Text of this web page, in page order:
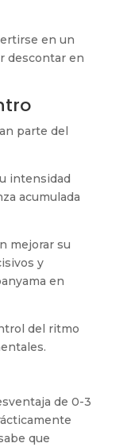
en un
descontar en
parte del
intensidad
acumulada
mejorar su
y
en
del ritmo
de 0-3
que